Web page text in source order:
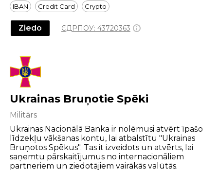
IBAN Credit Card Crypto
Ziedo ЄДРПОУ: 43720363
Ukrainas Bruņotie Spēki
Militārs
Ukrainas Nacionālā Banka ir nolēmusi atvērt īpašo
līdzekļu vākšanas kontu, lai atbalstītu "Ukrainas
Bruņotos Spēkus". Tas it izveidots un atvērts, lai
saņemtu pārskaitījumus no internacionāliem
partneriem un ziedotājiem vairākās valūtās.